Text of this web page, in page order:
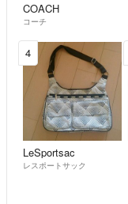
COACH
コーチ
4
LeSportsac
レスポートサック